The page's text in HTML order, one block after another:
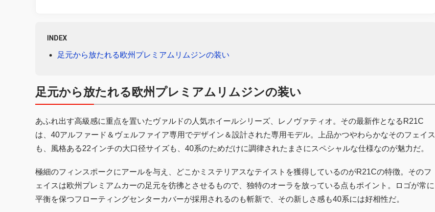
INDEX
足元から放たれる欧州プレミアムリムジンの装い
足元から放たれる欧州プレミアムリムジンの装い
あふれ出す高級感に重点を置いたヴァルドの人気ホイールシリーズ、レノヴァティオ。その最新作となるR21C
は、40アルファード＆ヴェルファイア専用でデザイン＆設計された専用モデル。上品かつやわらかなそのフェイス
も、風格ある22インチの大口径サイズも、40系のためだけに調律されたまさにスペシャルな仕様なのが魅力だ。
極細のフィンスポークにアールを与え、どこかミステリアスなテイストを獲得しているのがR21Cの特徴。そのフ
ェイスは欧州プレミアムカーの足元を彷彿とさせるもので、独特のオーラを放っている点もポイント。ロゴが常に
平衡を保つフローティングセンターカバーが採用されるのも斬新で、その新しさ感も40系には好相性だ。